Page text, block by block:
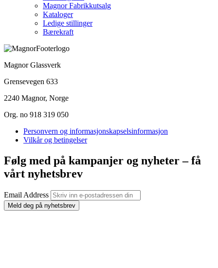
Magnor Fabrikkutsalg
Kataloger
Ledige stillinger
Bærekraft
Magnor Glassverk
Grensevegen 633
2240 Magnor, Norge
Org. no 918 319 050
Personvern og informasjonskapselsinformasjon
Vilkår og betingelser
Følg med på kampanjer og nyheter – få
vårt nyhetsbrev
Email Address
Meld deg på nyhetsbrev